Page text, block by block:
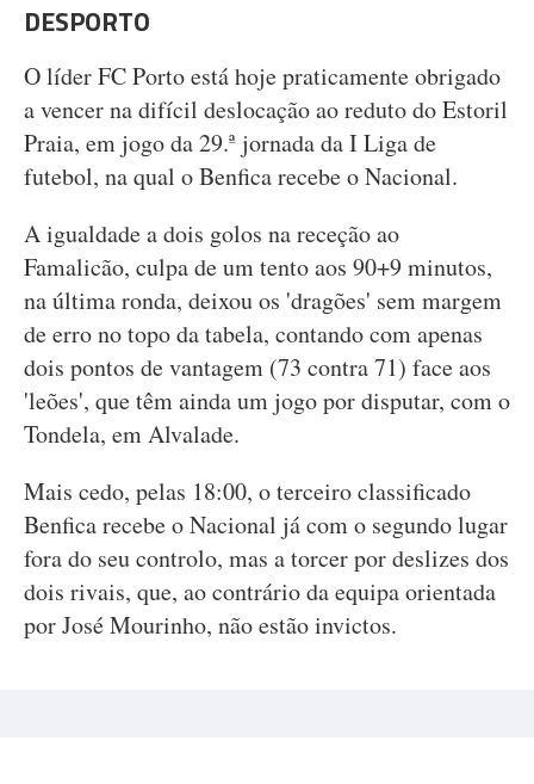
DESPORTO
O líder FC Porto está hoje praticamente obrigado
a vencer na difícil deslocação ao reduto do Estoril
Praia, em jogo da 29.ª jornada da I Liga de
futebol, na qual o Benfica recebe o Nacional.
A igualdade a dois golos na receção ao
Famalicão, culpa de um tento aos 90+9 minutos,
na última ronda, deixou os 'dragões' sem margem
de erro no topo da tabela, contando com apenas
dois pontos de vantagem (73 contra 71) face aos
'leões', que têm ainda um jogo por disputar, com o
Tondela, em Alvalade.
Mais cedo, pelas 18:00, o terceiro classificado
Benfica recebe o Nacional já com o segundo lugar
fora do seu controlo, mas a torcer por deslizes dos
dois rivais, que, ao contrário da equipa orientada
por José Mourinho, não estão invictos.